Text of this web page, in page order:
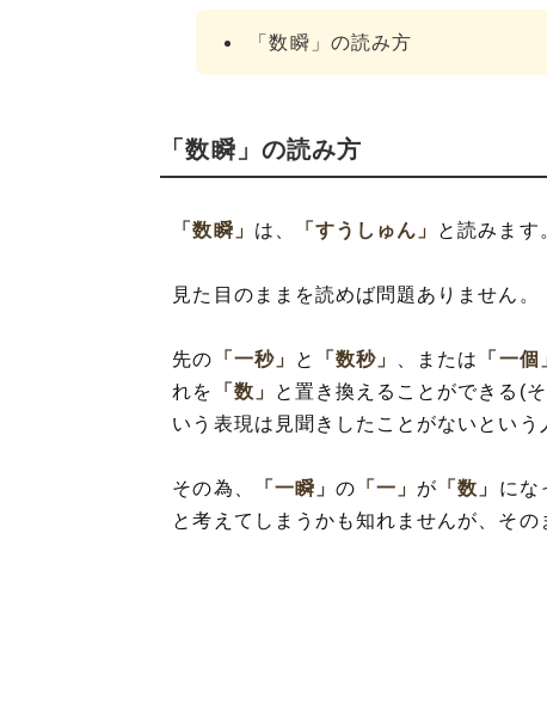
「数瞬」の読み方
「数瞬」の読み方
「数瞬」 は、 「すうしゅん」 と読みます
見た目のままを読めば問題ありません。
先の 「一秒」 と 「数秒」 、または 「一個
れを
「数」 と置き換えることができる(
いう表現は見聞きしたことがないという
その為、 「一瞬」 の 「一」 が 「数」 にな
と考えてしまうかも知れませんが、その